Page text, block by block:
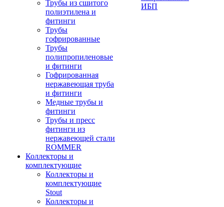
Трубы из сшитого
полиэтилена и
фитинги
Трубы
гофрированные
Трубы
полипропиленовые
и фитинги
Гофрированная
нержавеющая труба
и фитинги
Медные трубы и
фитинги
Трубы и пресс
фитинги из
нержавеющей стали
ROMMER
Коллекторы и
комплектующие
Коллекторы и
комплектующие
Stout
Коллекторы и
ИБП